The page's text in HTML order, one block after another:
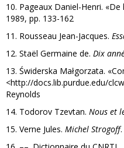
10. Pageaux Daniel-Henri. «De
1989, pp. 133-162
11. Rousseau Jean-Jacques.
12. Staël Germaine de. Dix
13. Świderska Małgorzata.
<http://docs.lib.purdue.edu/
Reynolds
14. Todorov Tzevtan. Nous et
15. Verne Jules. Michel Strogoff